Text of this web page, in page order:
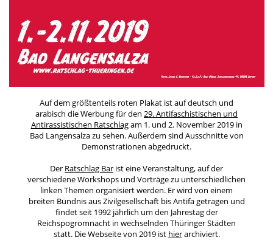
Auf dem größtenteils roten Plakat ist auf deutsch und
arabisch die Werbung für den 29. Antifaschistischen und
Antirassistischen Ratschlagam 1. und 2. November 2019 in
Bad Langensalza zu sehen. Außerdem sind Ausschnitte von
Demonstrationen abgedruckt.
Der Ratschlag Bar ist eine Veranstaltung, auf der
verschiedene Workshops und Vorträge zu unterschiedlichen
linken Themen organisiert werden. Er wird von einem
breiten Bündnis aus Zivilgesellschaft bis Antifa getragen und
findet seit 1992 jährlich um den Jahrestag der
Reichspogromnacht in wechselnden Thüringer Städten
statt. Die Webseite von 2019 ist hierarchiviert.